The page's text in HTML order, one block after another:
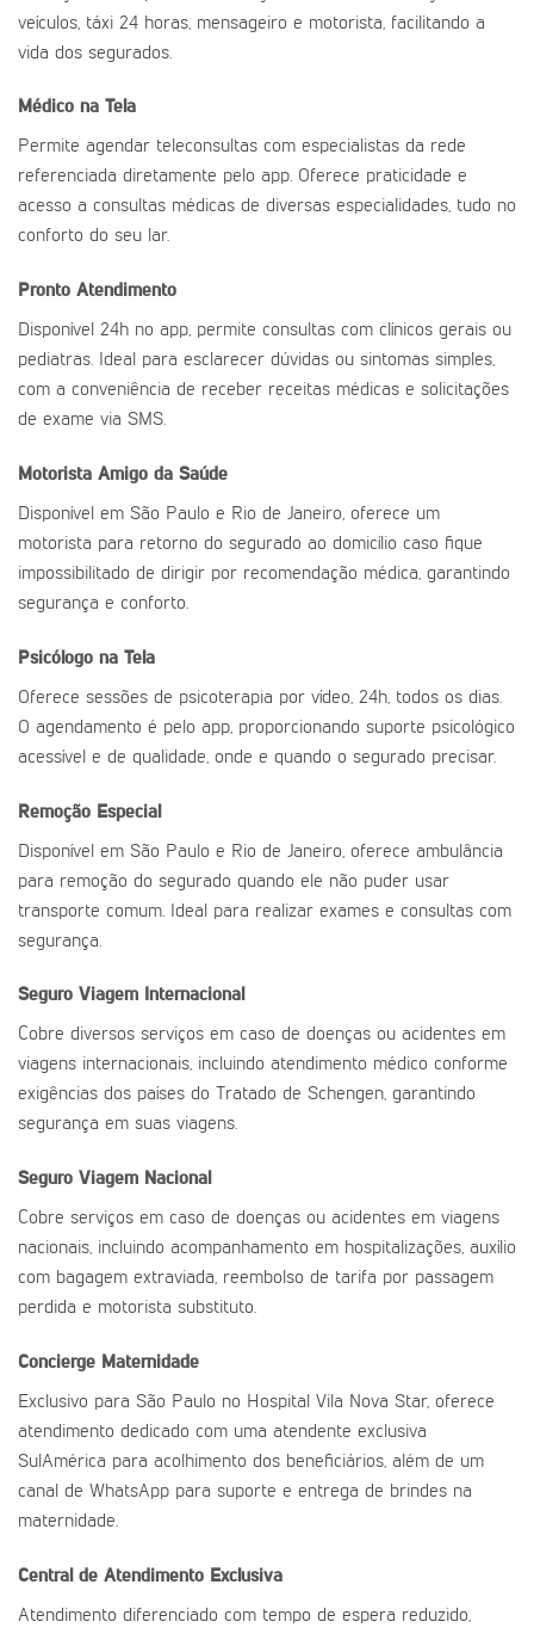
veículos, táxi 24 horas, mensageiro e motorista, facilitando a
vida dos segurados.
Médico na Tela
Permite agendar teleconsultas com especialistas da rede
referenciada diretamente pelo app. Oferece praticidade e
acesso a consultas médicas de diversas especialidades, tudo no
conforto do seu lar.
Pronto Atendimento
Disponível 24h no app, permite consultas com clínicos gerais ou
pediatras. Ideal para esclarecer dúvidas ou sintomas simples,
com a conveniência de receber receitas médicas e solicitações
de exame via SMS.
Motorista Amigo da Saúde
Disponível em São Paulo e Rio de Janeiro, oferece um
motorista para retorno do segurado ao domicílio caso fique
impossibilitado de dirigir por recomendação médica, garantindo
segurança e conforto.
Psicólogo na Tela
Oferece sessões de psicoterapia por vídeo, 24h, todos os dias.
O agendamento é pelo app, proporcionando suporte psicológico
acessível e de qualidade, onde e quando o segurado precisar.
Remoção Especial
Disponível em São Paulo e Rio de Janeiro, oferece ambulância
para remoção do segurado quando ele não puder usar
transporte comum. Ideal para realizar exames e consultas com
segurança.
Seguro Viagem Internacional
Cobre diversos serviços em caso de doenças ou acidentes em
viagens internacionais, incluindo atendimento médico conforme
exigências dos países do Tratado de Schengen, garantindo
segurança em suas viagens.
Seguro Viagem Nacional
Cobre serviços em caso de doenças ou acidentes em viagens
nacionais, incluindo acompanhamento em hospitalizações, auxílio
com bagagem extraviada, reembolso de tarifa por passagem
perdida e motorista substituto.
Concierge Maternidade
Exclusivo para São Paulo no Hospital Vila Nova Star, oferece
atendimento dedicado com uma atendente exclusiva
SulAmérica para acolhimento dos beneficiários, além de um
canal de WhatsApp para suporte e entrega de brindes na
maternidade.
Central de Atendimento Exclusiva
Atendimento diferenciado com tempo de espera reduzido,